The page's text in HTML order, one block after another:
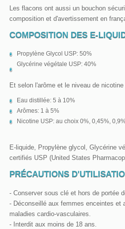
Les flacons ont aussi un bouchon
composition et d'avertissement en
COMPOSITION DES E-
Propylène Glycol USP: 50%
Glycérine végétale USP: 40%
Et selon l'arôme et le niveau de nicotine
Eau distillée: 5 à 10%
Arômes: 1 à 5%
Nicotine USP: au choix 0%, 0,45%,
E-liquide, Propylène glycol, Glycérine
certifiés USP (United States
PRÉCAUTIONS
- Conserver sous clé et hors de portée
- Déconseillé aux femmes enceintes et
maladies cardio-vasculaires.
- Interdit aux moins de 18 ans.